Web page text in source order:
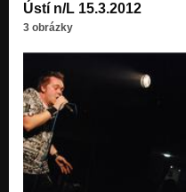
Ústí n/L 15.3.2012
3 obrázky